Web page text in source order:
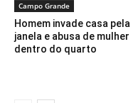
Campo Grande
Homem invade casa pela
janela e abusa de mulher
dentro do quarto